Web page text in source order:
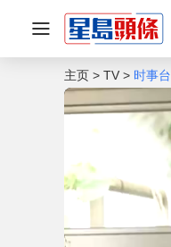
主页 TV 时事台